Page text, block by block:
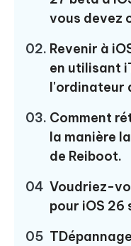
vous devez
02. Revenir à
en utilisant
l'ordinateur
03. Comment
la manière
de Reiboot.
04 Voudriez-
pour iOS 26
05